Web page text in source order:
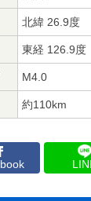
北緯 26.9度
東経 126.9度
M4.0
約110km